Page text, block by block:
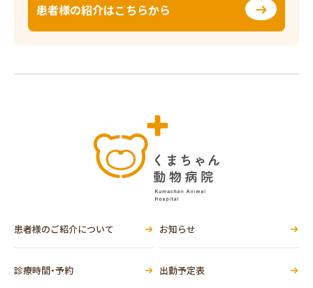
患者様の紹介はこちらから
患者様のご紹介について お知らせ
診療時間・予約 出勤予定表